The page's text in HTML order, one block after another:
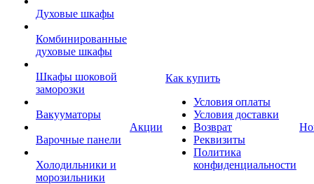
Духовые шкафы
Комбинированные
духовые шкафы
Шкафы шоковой
заморозки
Вакууматоры
Варочные панели
Холодильники и
морозильники
Акции
Как купить
Условия оплаты
Условия доставки
Возврат
Реквизиты
Политика
конфиденциальности